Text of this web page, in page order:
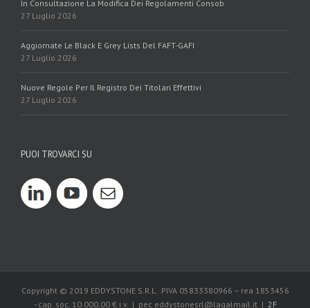
In Consultazione La Modifica Dei Regolamenti Consob
27 Luglio 2026
Aggiornate Le Black E Grey Lists Del FAFT-GAFI
27 Luglio 2026
Nuove Regole Per Il Registro Dei Titolari Effettivi
27 Luglio 2026
PUOI TROVARCI SU
Copyright © 2019 EDDYSTONE S.R.L. PIVA 05833380966 – rea 1853456
- cap. soc. 10.000,00 € i.v. | pec eddystonesrl@lagalmail.it | 2F